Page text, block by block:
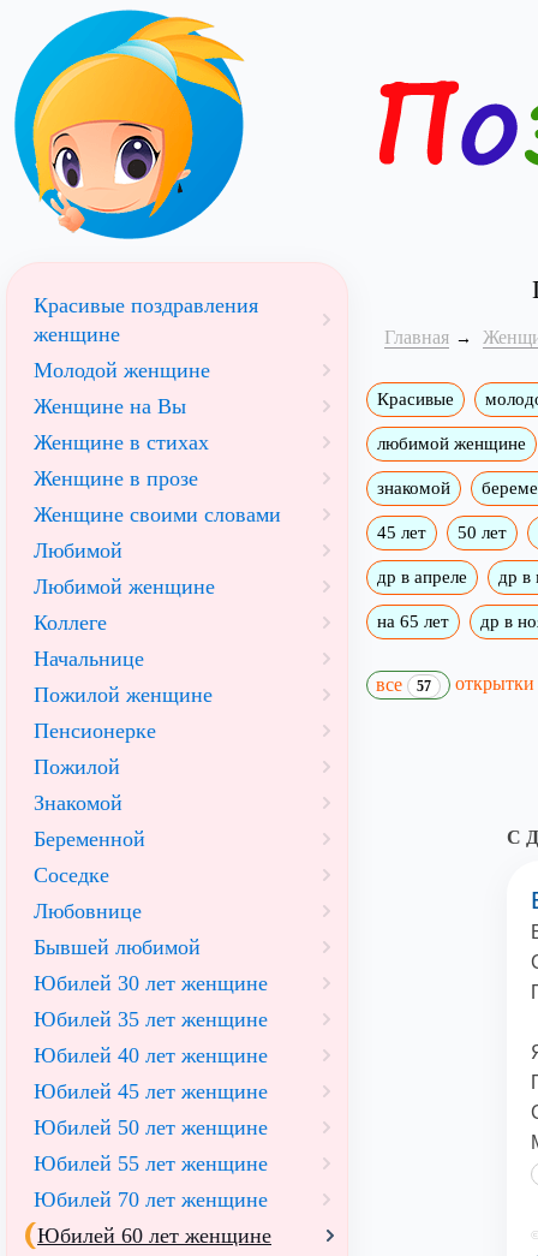
Главная
Красивые
любимой женщине
знакомой
45 лет 50 лет
др в апреле др в
на 65 лет др в
все 57 открытки
С
Красивые поздравления
женщине
Молодой женщине
Женщине на Вы
Женщине в стихах
Женщине в прозе
Женщине своими словами
Любимой
Любимой женщине
Коллеге
Начальнице
Пожилой женщине
Пенсионерке
Пожилой
Знакомой
Беременной
Соседке
Любовнице
Бывшей любимой
Юбилей 30 лет женщине
Юбилей 35 лет женщине
Юбилей 40 лет женщине
Юбилей 45 лет женщине
Юбилей 50 лет женщине
Юбилей 55 лет женщине
Юбилей 70 лет женщине
Юбилей 60 лет женщине